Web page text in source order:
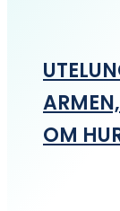
OM